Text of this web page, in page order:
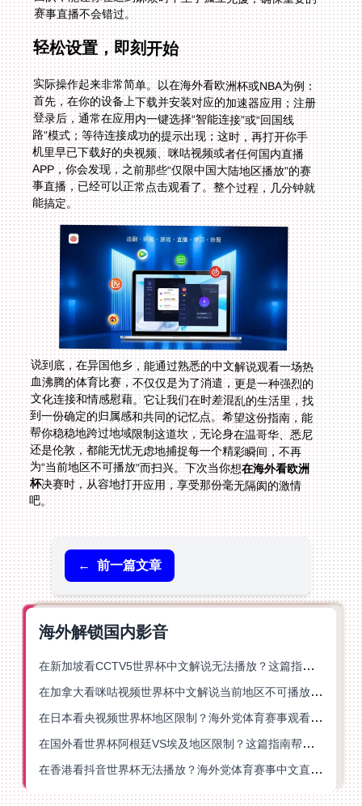
赛事直播不会错过。
轻松设置，即刻开始
实际操作起来非常简单。以在海外看欧洲杯或NBA为例：
首先，在你的设备上下载并安装对应的加速器应用；注册
登录后，通常在应用内一键选择“智能连接”或“回国线
路”模式；等待连接成功的提示出现；这时，再打开你手
机里早已下载好的央视频、咪咕视频或者任何国内直播
APP，你会发现，之前那些“仅限中国大陆地区播放”的赛
事直播，已经可以正常点击观看了。整个过程，几分钟就
能搞定。
说到底，在异国他乡，能通过熟悉的中文解说观看一场热
血沸腾的体育比赛，不仅仅是为了消遣，更是一种强烈的
文化连接和情感慰藉。它让我们在时差混乱的生活里，找
到一份确定的归属感和共同的记忆点。希望这份指南，能
帮你稳稳地跨过地域限制这道坎，无论身在温哥华、悉尼
还是伦敦，都能无忧无虑地捕捉每一个精彩瞬间，不再
为“当前地区不可播放”而扫兴。下次当你想在海外看欧洲
杯决赛时，从容地打开应用，享受那份毫无隔阂的激情
吧。
← 前一篇文章
海外解锁国内影音
在新加坡看CCTV5世界杯中文解说无法播放？这篇指南帮你解锁海外体育直播自由
在加拿大看咪咕视频世界杯中文解说当前地区不可播放？这篇指南帮你一键解决
在日本看央视频世界杯地区限制？海外党体育赛事观看终极指南
在国外看世界杯阿根廷VS埃及地区限制？这篇指南帮你搞定中文直播+解说
在香港看抖音世界杯无法播放？海外党体育赛事中文直播终极指南